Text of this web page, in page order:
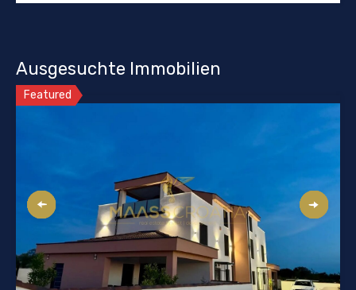
Ausgesuchte Immobilien
Featured